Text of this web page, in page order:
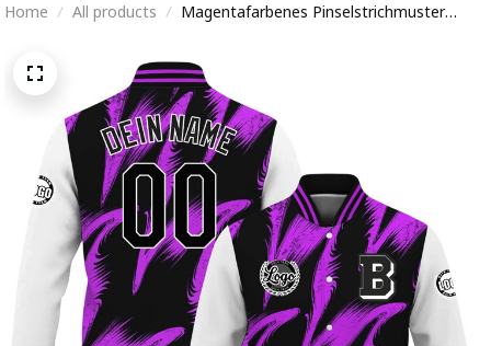
Home All products
Magentafarbenes Pinselstrichmuster
Jacke